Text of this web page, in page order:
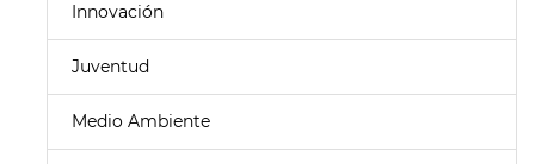
Innovación
Juventud
Medio Ambiente